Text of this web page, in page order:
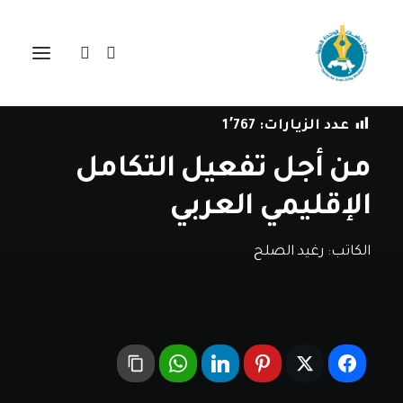
فيمقالات
عدد الزيارات: 1٬767
من أجل تفعيل التكامل
الإقليمي العربي
الكاتب: رغيد الصلح